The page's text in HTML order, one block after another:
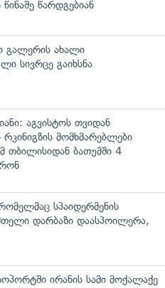
წარდგებიან
გალერის ახალი
სივრცე გაიხსნა
აგვისტოს თვიდან
მომხმარებლები
თბილისიდან ბათუმში 4
სპაიდერმენის
დარბაზი დაასპოილერა,
ირანის სამი მოქალაქე